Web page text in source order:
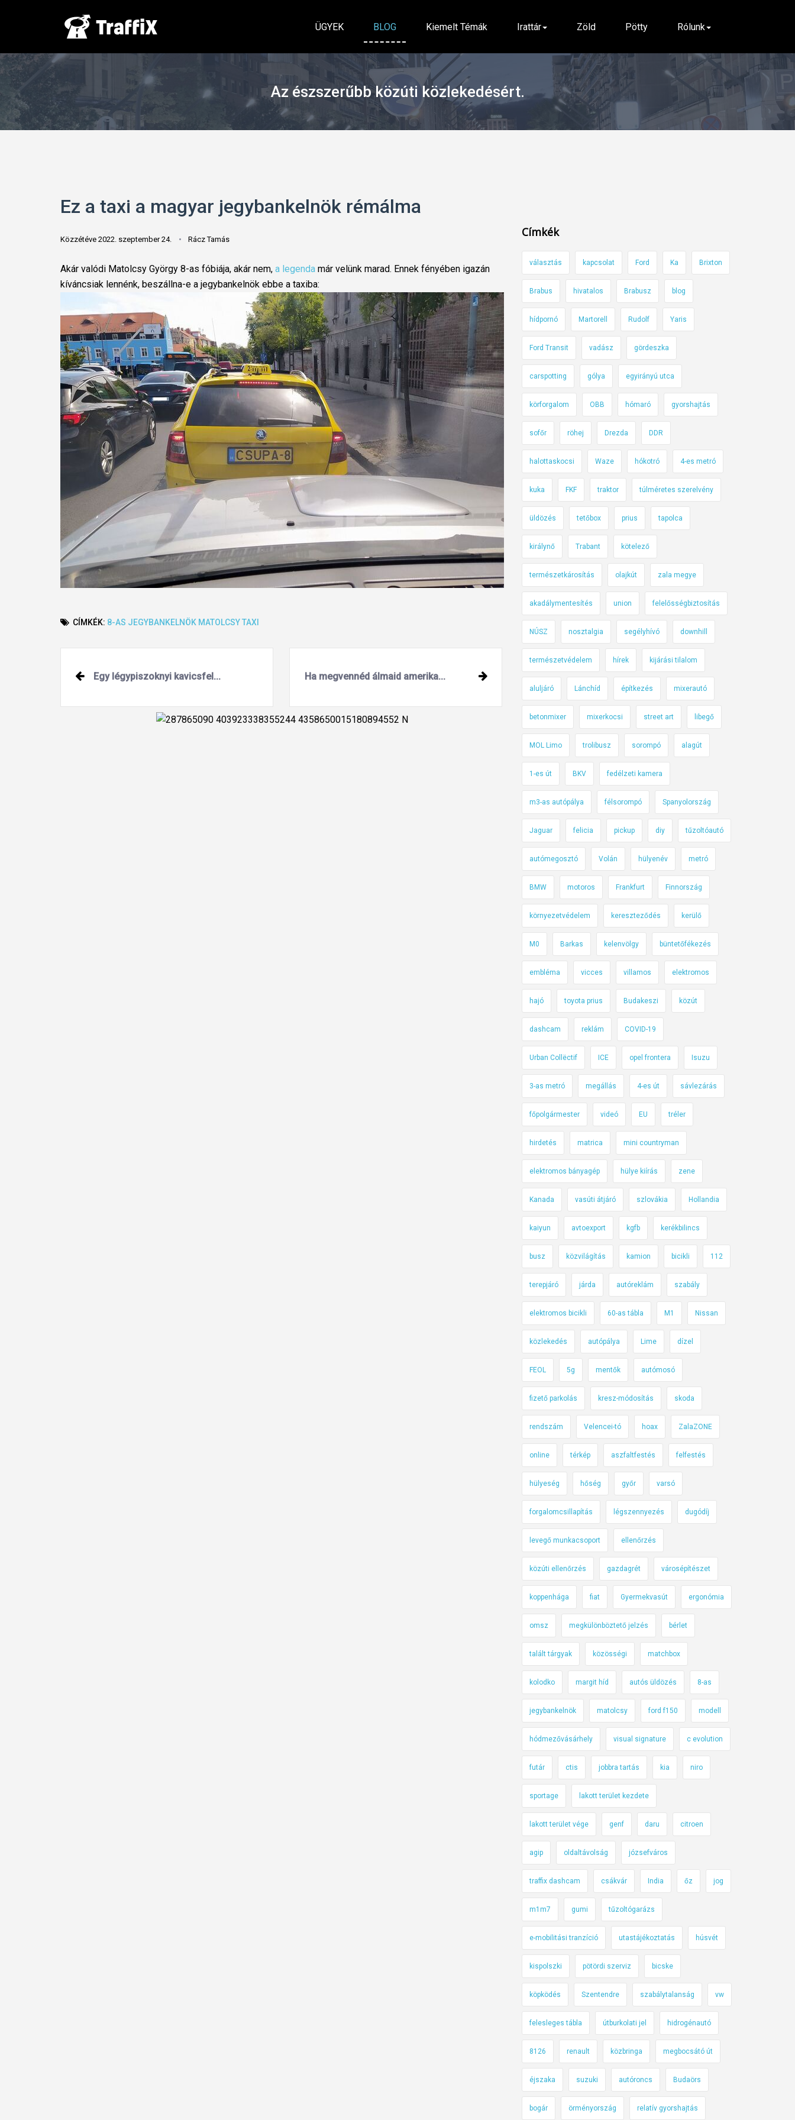
ÜGYEK BLOG Kiemelt Témák Irattár Zöld Pötty Rólunk
Az észszerűbb közúti közlekedésért.
Ez a taxi a magyar jegybankelnök rémálma
Közzétéve 2022. szeptember 24. Rácz Tamás
Akár valódi Matolcsy György 8-as fóbiája, akár nem, a legenda már velünk marad. Ennek fényében igazán
kíváncsiak lennénk, beszállna-e a jegybankelnök ebbe a taxiba:
CÍMKÉK: 8-AS JEGYBANKELNÖK MATOLCSYTAXI
Post
navigation
Egy légypiszoknyi kavicsfel... Ha megvennéd álmaid amerika...
Címkék
választás kapcsolat Ford Ka Brixton
Brabus hivatalos Brabusz blog
hídpornó Martorell Rudolf Yaris
Ford Transit vadász gördeszka
carspotting gólya egyirányú utca
körforgalom OBB hómaró gyorshajtás
sofőr röhej Drezda DDR
halottaskocsi Waze hókotró 4-es metró
kuka FKF traktor túlméretes szerelvény
üldözés tetőbox prius tapolca
királynő Trabant kötelező
természetkárosítás olajkút zala megye
akadálymentesítés union felelősségbiztosítás
NÚSZ nosztalgia segélyhívó downhill
természetvédelem hírek kijárási tilalom
aluljáró Lánchíd építkezés mixerautó
betonmixer mixerkocsi street art libegő
MOL Limo trolibusz sorompó alagút
1-es út BKV fedélzeti kamera
m3-as autópálya félsorompó Spanyolország
Jaguar felicia pickup diy tűzoltóautó
autómegosztó Volán hülyenév metró
BMW motoros Frankfurt Finnország
környezetvédelem kereszteződés kerülő
M0 Barkas kelenvölgy büntetőfékezés
embléma vicces villamos elektromos
hajó toyota prius Budakeszi közút
dashcam reklám COVID-19
Urban Collëctif ICE opel frontera Isuzu
3-as metró megállás 4-es út sávlezárás
főpolgármester videó EU tréler
hirdetés matrica mini countryman
elektromos bányagép hülye kiírás zene
Kanada vasúti átjáró szlovákia Hollandia
kaiyun avtoexport kgfb kerékbilincs
busz közvilágítás kamion bicikli 112
terepjáró járda autóreklám szabály
elektromos bicikli 60-as tábla M1 Nissan
közlekedés autópálya Lime dízel
FEOL 5g mentők autómosó
fizető parkolás kresz-módosítás skoda
rendszám Velencei-tó hoax ZalaZONE
online térkép aszfaltfestés felfestés
hülyeség hőség győr varsó
forgalomcsillapítás légszennyezés dugódíj
levegő munkacsoport ellenőrzés
közúti ellenőrzés gazdagrét városépítészet
koppenhága fiat Gyermekvasút ergonómia
omsz megkülönböztető jelzés bérlet
talált tárgyak közösségi matchbox
kolodko margit híd autós üldözés 8-as
jegybankelnök matolcsy ford f150 modell
hódmezővásárhely visual signature c evolution
futár ctis jobbra tartás kia niro
sportage lakott terület kezdete
lakott terület vége genf daru citroen
agip oldaltávolság józsefváros
traffix dashcam csákvár India őz jog
m1m7 gumi tűzoltógarázs
e-mobilitási tranzíció utastájékoztatás húsvét
kispolszki pötördi szerviz bicske
köpködés Szentendre szabálytalanság vw
felesleges tábla útburkolati jel hidrogénautó
8126 renault közbringa megbocsátó út
éjszaka suzuki autóroncs Budaörs
bogár örményország relatív gyorshajtás